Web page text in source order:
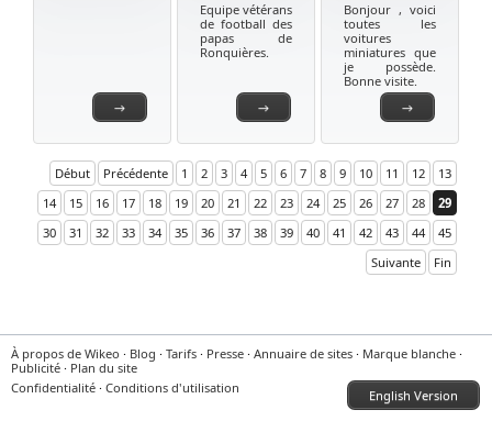
→ →
Equipe vétérans
de football des
papas de
Ronquières.
→
Bonjour , voici
toutes les
voitures
miniatures que
je possède.
Bonne visite.
Début Précédente 1 2 3 4 5 6 7 8 9 10 11 12
13
14
15 16 17 18 19 20 21 22 23 24 25 26 27 28
29
30
31 32 33 34 35 36 37 38 39 40 41 42 43 44
45
Suivante
Fin
À propos de Wikeo · Blog · Tarifs · Presse · Annuaire de sites · Marque blanche ·
Publicité · Plan du site
Confidentialité · Conditions d'utilisation English Version